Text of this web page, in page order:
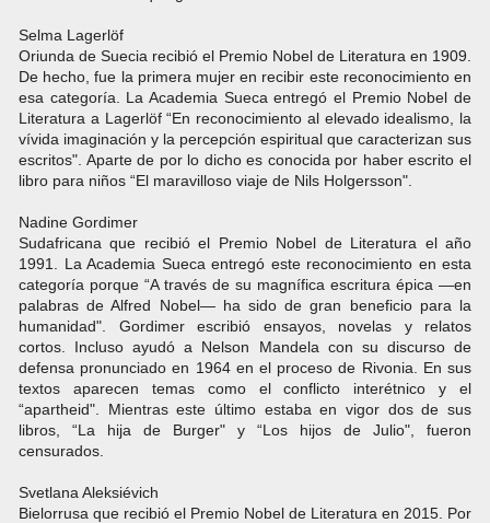
Selma Lagerlöf
Oriunda de Suecia recibió el Premio Nobel de Literatura en 1909.
De hecho, fue la primera mujer en recibir este reconocimiento en
esa categoría. La Academia Sueca entregó el Premio Nobel de
Literatura a Lagerlöf “En reconocimiento al elevado idealismo, la
vívida imaginación y la percepción espiritual que caracterizan sus
escritos". Aparte de por lo dicho es conocida por haber escrito el
libro para niños “El maravilloso viaje de Nils Holgersson".
Nadine Gordimer
Sudafricana que recibió el Premio Nobel de Literatura el año
1991. La Academia Sueca entregó este reconocimiento en esta
categoría porque “A través de su magnífica escritura épica —en
palabras de Alfred Nobel— ha sido de gran beneficio para la
humanidad". Gordimer escribió ensayos, novelas y relatos
cortos. Incluso ayudó a Nelson Mandela con su discurso de
defensa pronunciado en 1964 en el proceso de Rivonia. En sus
textos aparecen temas como el conflicto interétnico y el
“apartheid". Mientras este último estaba en vigor dos de sus
libros, “La hija de Burger" y “Los hijos de Julio", fueron
censurados.
Svetlana Aleksiévich
Bielorrusa que recibió el Premio Nobel de Literatura en 2015. Por